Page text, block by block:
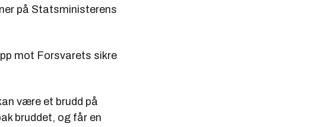
på Statsministerens
mot Forsvarets sikre
være et brudd på
bruddet, og får en